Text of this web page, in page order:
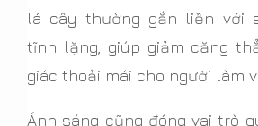
lá cây thường gắn liền với
tĩnh lặng, giúp giảm căng
giác thoải mái cho người làm
Ánh sáng cũng đóng vai trò